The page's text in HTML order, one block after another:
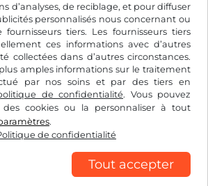
d’analyses, de reciblage, et pour diffuser
personnalisés nous concernant ou
tiers. Les fournisseurs tiers
ces informations avec d’autres
collectées dans d’autres circonstances.
amples informations sur le traitement
par nos soins et par des tiers en
de confidentialité. Vous pouvez
des cookies ou la personnaliser à tout
.
de confidentialité
Tout accepter
Politique de confidentialité
Mentions légales